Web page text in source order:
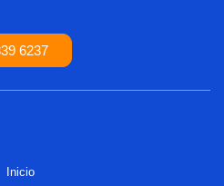
6237
Inicio